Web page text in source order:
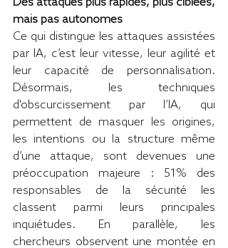
mais pas autonomes
Ce qui distingue les attaques assistées
par IA, c’est leur vitesse, leur agilité et
leur capacité de personnalisation.
Désormais, les techniques
d'obscurcissement par l’IA, qui
permettent de masquer les origines,
les intentions ou la structure même
d’une attaque, sont devenues une
préoccupation majeure : 51% des
responsables de la sécurité les
classent parmi leurs principales
inquiétudes. En parallèle, les
chercheurs observent une montée en